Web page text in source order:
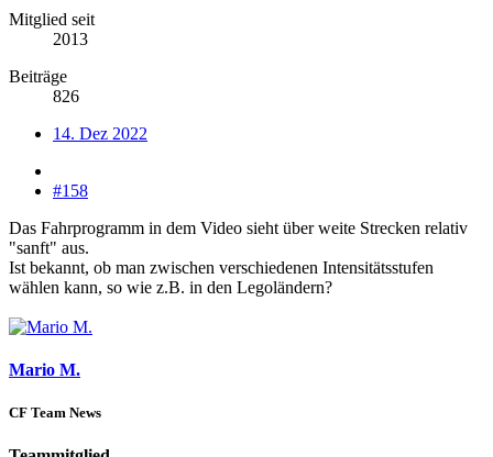
Mitglied seit
2013
Beiträge
826
14. Dez 2022
#158
Das Fahrprogramm in dem Video sieht über weite Strecken relativ
"sanft" aus.
Ist bekannt, ob man zwischen verschiedenen Intensitätsstufen
wählen kann, so wie z.B. in den Legoländern?
Mario M.
CF Team News